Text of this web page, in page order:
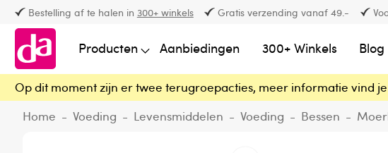
Bestelling af te halen in 300+ winkels Gratis verzending vanaf 49.-
Producten Aanbiedingen 300+ Winkels Blog
Op dit moment zijn er twee terugroepacties, meer informatie vind je
Home - Voeding - Levensmiddelen - Voeding - Bessen -